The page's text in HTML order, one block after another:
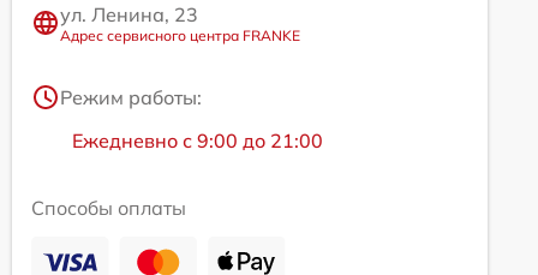
ул. Ленина, 23
Адрес сервисного центра FRANKE
Режим работы:
Ежедневно с 9:00 до 21:00
Способы оплаты